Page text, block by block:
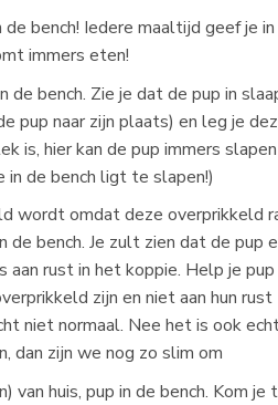
bench! Iedere maaltijd geef je
immers eten!
de bench. Zie je dat de pup in
pup naar zijn plaats) en leg je
is, hier kan de pup immers
in de bench ligt te slapen!)
wordt omdat deze overprikkeld
de bench. Je zult zien dat de
aan rust in het koppie. Help je
zijn en niet aan hun
niet normaal. Nee het is ook
dan zijn we nog zo slim om
van huis, pup in de bench. Kom